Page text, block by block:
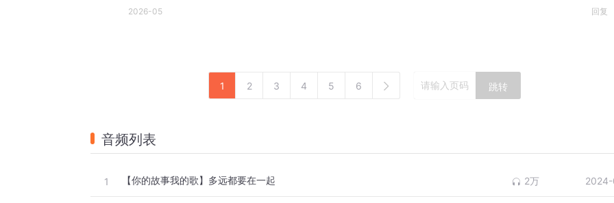
2026-05 回复
1 2 3 4 5 6 跳转
音频列表
1 【你的故事我的歌】多远都要在一起 2万